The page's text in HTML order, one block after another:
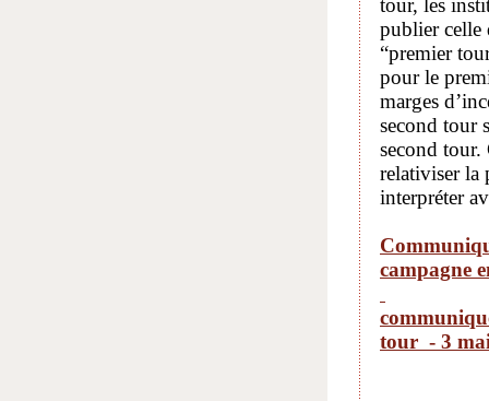
tour, les
publier celle
“premier
pour le
marges
second tour
second tour.
relativiser la
interpréter
campagne
tour - 3